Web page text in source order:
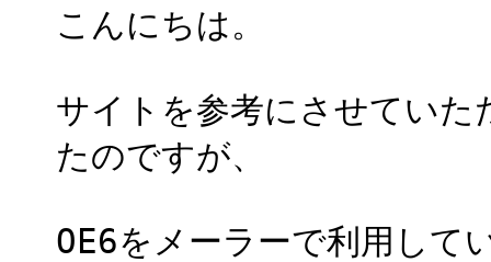
こんにちは。
サイトを参考にさせてい
たのですが、
OE6をメーラーで利用して